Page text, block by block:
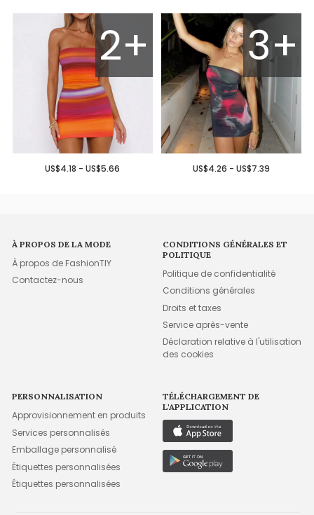
2+
US$4.18 - US$5.66
3+
US$4.26 - US$7.39
À PROPOS DE LA MODE
À propos de FashionTIY
Contactez-nous
CONDITIONS GÉNÉRALES ET
POLITIQUE
Politique de confidentialité
Conditions générales
Droits et taxes
Service après-vente
Déclaration relative à l'utilisation
des cookies
PERSONNALISATION
Approvisionnement en produits
Services personnalisés
Emballage personnalisé
Étiquettes personnalisées
Étiquettes personnalisées
TÉLÉCHARGEMENT DE
L'APPLICATION